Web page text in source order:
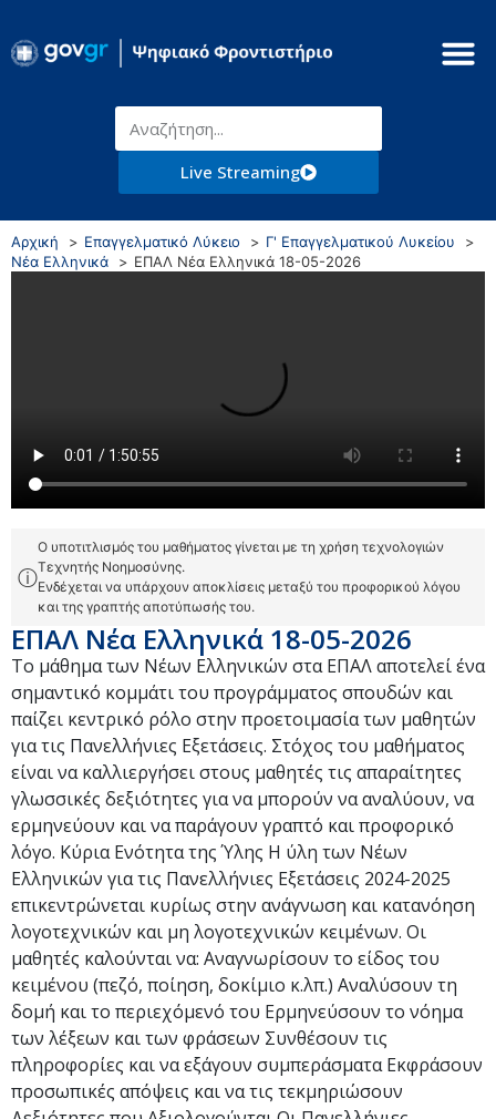
Live Streaming
Αρχική Επαγγελματικό Λύκειο
Γ' Επαγγελματικού Λυκείου
Νέα Ελληνικά
ΕΠΑΛ Νέα Ελληνικά 18-05-2026
ⓘ
Ο υποτιτλισμός του μαθήματος γίνεται με τη χρήση τεχνολογιών
Τεχνητής Νοημοσύνης.
Ενδέχεται να υπάρχουν αποκλίσεις μεταξύ του προφορικού λόγου
και της γραπτής αποτύπωσής του.
ΕΠΑΛ Νέα Ελληνικά 18-05-2026
Το μάθημα των Νέων Ελληνικών στα ΕΠΑΛ αποτελεί ένα
σημαντικό κομμάτι του προγράμματος σπουδών και
παίζει κεντρικό ρόλο στην προετοιμασία των μαθητών
για τις Πανελλήνιες Εξετάσεις. Στόχος του μαθήματος
είναι να καλλιεργήσει στους μαθητές τις απαραίτητες
γλωσσικές δεξιότητες για να μπορούν να αναλύουν, να
ερμηνεύουν και να παράγουν γραπτό και προφορικό
λόγο. Κύρια Ενότητα της Ύλης Η ύλη των Νέων
Ελληνικών για τις Πανελλήνιες Εξετάσεις 2024-2025
επικεντρώνεται κυρίως στην ανάγνωση και κατανόηση
λογοτεχνικών και μη λογοτεχνικών κειμένων. Οι
μαθητές καλούνται να: Αναγνωρίσουν το είδος του
κειμένου (πεζό, ποίηση, δοκίμιο κ.λπ.) Αναλύσουν τη
δομή και το περιεχόμενό του Ερμηνεύσουν το νόημα
των λέξεων και των φράσεων Συνθέσουν τις
πληροφορίες και να εξάγουν συμπεράσματα Εκφράσουν
προσωπικές απόψεις και να τις τεκμηριώσουν